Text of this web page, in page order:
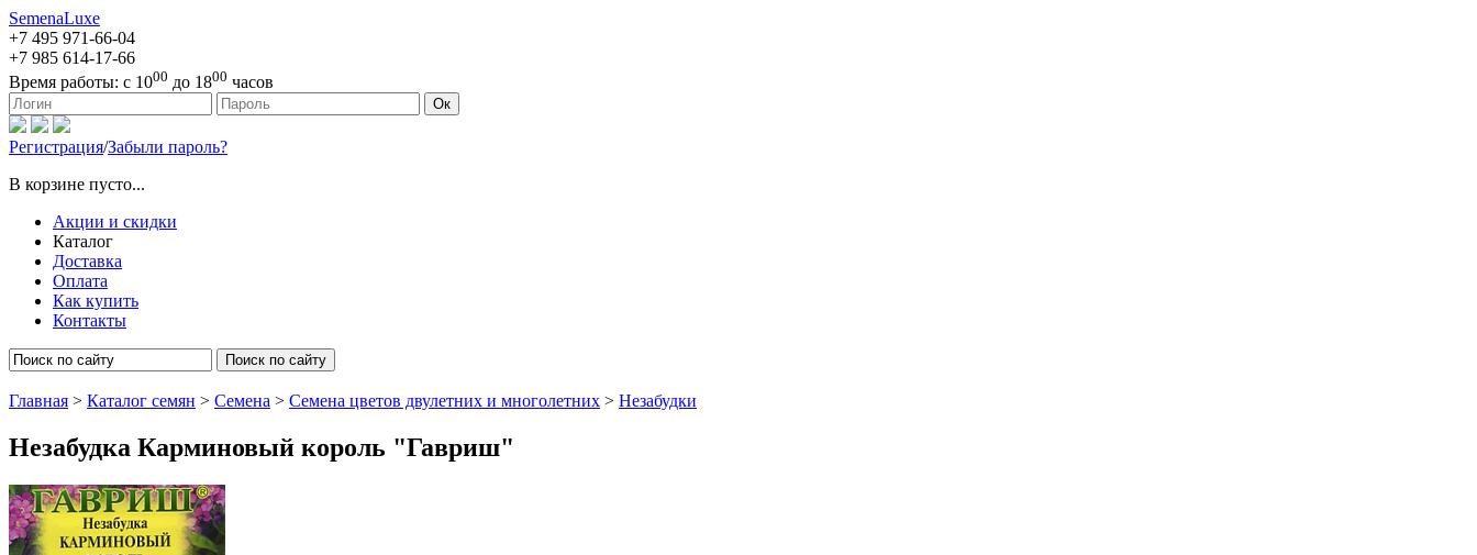
SemenaLuxe
+7 495 971-66-04
+7 985 614-17-66
Время работы: с 1000 до 1800 часов
127473, г. Москва, ул. Краснопролетарская, д. 16, стр. 1 Ок
Регистрация/Забыли пароль?
В корзине пусто...
Акции и скидки
Каталог
Доставка
Оплата
Как купить
Контакты
Поиск по сайту
Главная > Каталог семян > Семена > Семена цветов двулетних и многолетних > Незабудки
Незабудка Карминовый король "Гавриш"
Незабудки